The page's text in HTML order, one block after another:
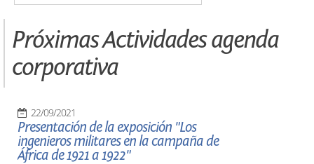
Próximas Actividades agenda
corporativa
22/09/2021
Presentación de la exposición "Los
ingenieros militares en la campaña de
África de 1921 a 1922"